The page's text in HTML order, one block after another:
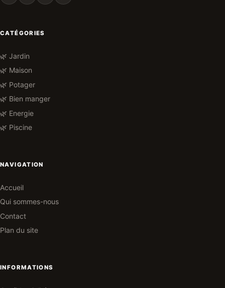
CATÉGORIES
🌿 Jardin
🌿 Maison
🌿 Potager
🌿 Bien manger
🌿 Energie
🌿 Piscine
NAVIGATION
Accueil
Qui sommes-nous
Contact
Plan du site
INFORMATIONS